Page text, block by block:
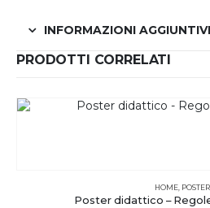
INFORMAZIONI
PRODOTTI CORRELATI
HOME, POSTER
Poster didattico –